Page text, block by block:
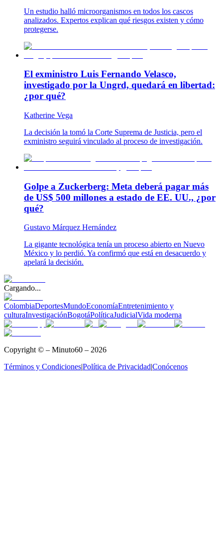
Un estudio halló microorganismos en todos los cascos
analizados. Expertos explican qué riesgos existen y cómo
protegerse.
El exministro Luis Fernando Velasco,
investigado por la Ungrd, quedará en libertad:
¿por qué?
Katherine Vega
La decisión la tomó la Corte Suprema de Justicia, pero el
exministro seguirá vinculado al proceso de investigación.
Golpe a Zuckerberg: Meta deberá pagar más
de US$ 500 millones a estado de EE. UU., ¿por
qué?
Gustavo Márquez Hernández
La gigante tecnológica tenía un proceso abierto en Nuevo
México y lo perdió. Ya confirmó que está en desacuerdo y
apelará la decisión.
Cargando...
ColombiaDeportesMundoEconomíaEntretenimiento y
culturaInvestigaciónBogotáPolíticaJudicialVida moderna
Copyright © – Minuto60 – 2026
Términos y Condiciones|Política de Privacidad|Conócenos